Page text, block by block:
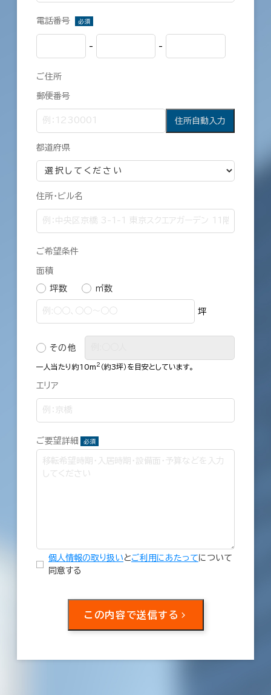
電話番号 必須
- -
ご住所
郵便番号
住所自動入力
都道府県
住所・ビル名
ご希望条件
面積
坪数 ㎡数
坪
その他
一人当たり約10m 2 （約3坪）を目安としています。
エリア
ご要望詳細 必須
個人情報の取り扱い とご利用にあたってについて
同意する
この内容で送信する